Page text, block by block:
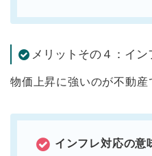
メリットその４：イ
物価上昇に強いのが不動産
インフレ対応の意